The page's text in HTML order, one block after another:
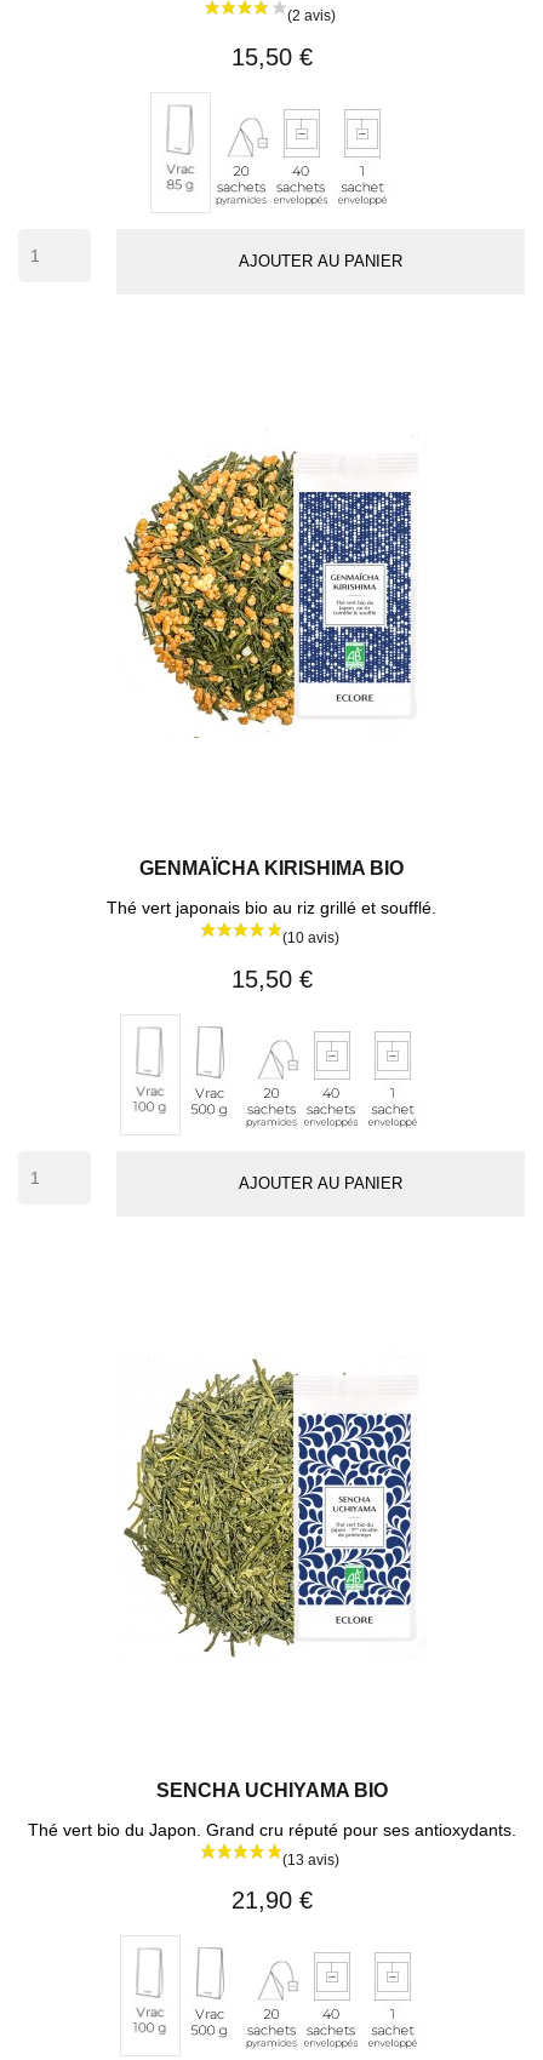
15,50 €
Vrac
g
sachets
pyramides
40
sachets
enveloppés
1
sachet
individuel
AJOUTER AU PANIER
GENMAÏCHA KIRISHIMA BIO
Thé vert japonais bio au riz grillé et soufflé.
15,50 €
Vrac
g
Vrac
500
g
sachets
pyramides
40
sachets
enveloppés
1
sachet
individuel
AJOUTER AU PANIER
SENCHA UCHIYAMA BIO
Thé vert bio du Japon. Grand cru réputé pour ses antioxydants.
21,90 €
Vrac
g
Vrac
500
g
sachets
pyramides
40
sachets
enveloppés
1
sachet
individuel